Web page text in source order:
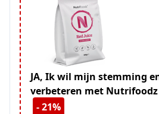
JA, Ik wil mijn stemming
verbeteren met Nutrifoodz
- 21%